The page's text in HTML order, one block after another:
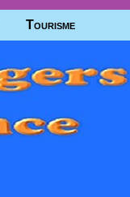
Tourisme